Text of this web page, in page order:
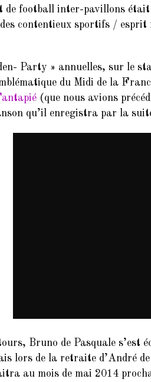
de football inter-pavillons
contentieux sportifs / esprit
Party » annuelles, sur le
du Midi de la
(que nous avions
qu’il enregistra par la
Bruno de Pasquale s’est
lors de la retraite d’André
au mois de mai 2014